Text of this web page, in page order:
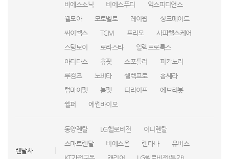
비에스소닉
비에스푸디
익스피디언스
웰모아
모토벨로 레이윙
싱크메이드
싸이벡스
TCM 프리모
사파헬스케어
스팀보이
로라스타
일렉트로룩스
아디다스
휴핏 스포틀러
피카노리
루컴즈
노비타 셀렉프로
홈쎄라
럽마이펫
붐펫 디라이프
에브리봇
쉘퍼
에쎈바이오
렌탈사
동양렌탈 LG헬로비전
이니렌탈
스마트렌탈
비에스온 렌타나
유버스